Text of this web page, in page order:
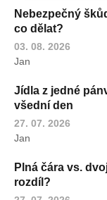
Nebezpečný
co dělat?
03. 08. 2026
Jan
Jídla z jedné
všední den
27. 07. 2026
Jan
Plná čára vs.
rozdíl?